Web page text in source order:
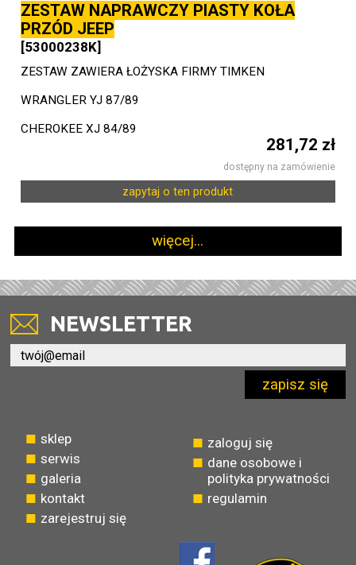
ZESTAW NAPRAWCZY PIASTY KOŁA
PRZÓD JEEP
[53000238K]
ZESTAW ZAWIERA ŁOŻYSKA FIRMY TIMKEN
WRANGLER YJ 87/89
CHEROKEE XJ 84/89
281,72 zł
dostępny na zamówienie
zapytaj o ten produkt
więcej...
NEWSLETTER
zapisz się
sklep
serwis
galeria
kontakt
zarejestruj się
zaloguj się
dane osobowe i
polityka prywatności
regulamin